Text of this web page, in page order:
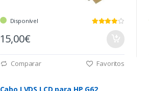
Disponível
15,00€
Comparar Favoritos